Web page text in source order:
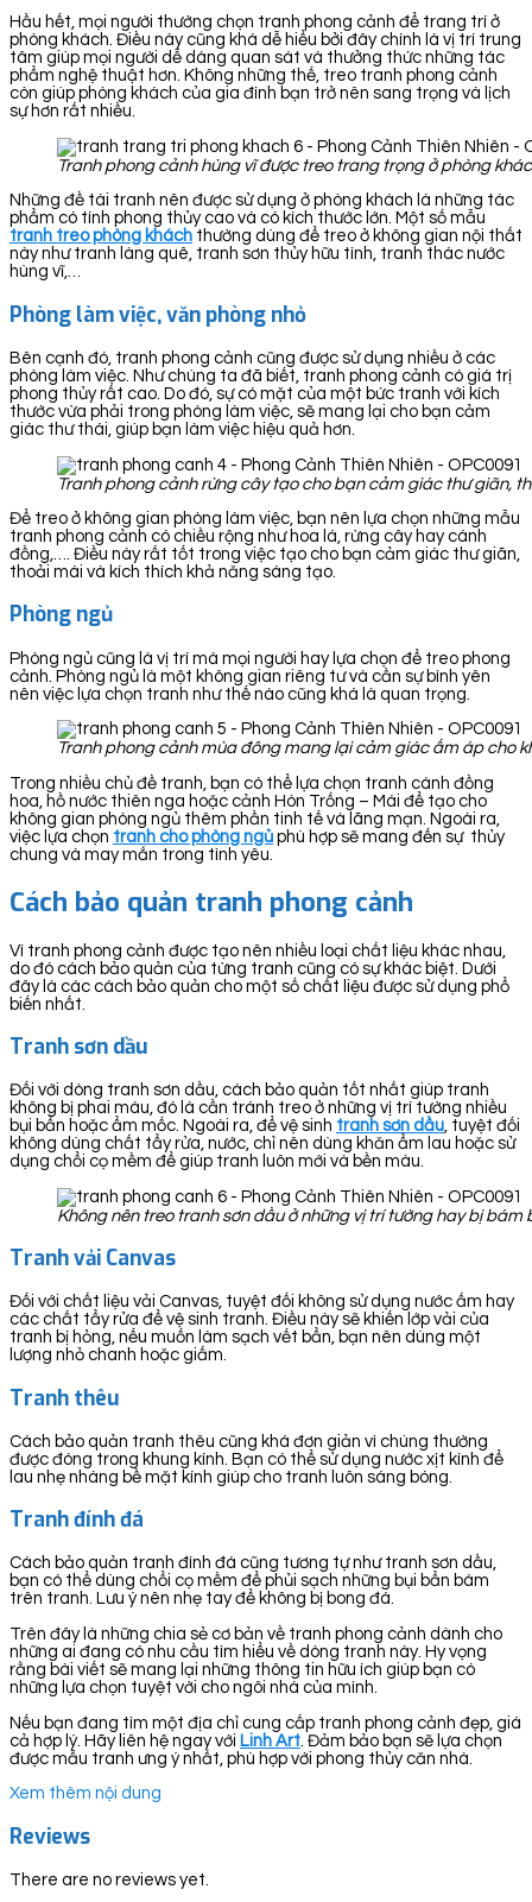
Hầu hết, mọi người thường chọn tranh phong cảnh để trang trí ở
phòng khách. Điều này cũng khá dễ hiểu bởi đây chính là vị trí trung
tâm giúp mọi người dễ dàng quan sát và thưởng thức những tác
phẩm nghệ thuật hơn. Không những thế, treo tranh phong cảnh
còn giúp phòng khách của gia đình bạn trở nên sang trọng và lịch
sự hơn rất nhiều.
Tranh phong cảnh hùng vĩ được treo trang trọng ở phòng
Những đề tài tranh nên được sử dụng ở phòng khách là những tác
phẩm có tính phong thủy cao và có kích thước lớn. Một số mẫu
tranh treo phòng khách thường dùng để treo ở không gian nội thất
này như tranh làng quê, tranh sơn thủy hữu tình, tranh thác nước
hùng vĩ,…
Phòng làm việc, văn phòng nhỏ
Bên cạnh đó, tranh phong cảnh cũng được sử dụng nhiều ở các
phòng làm việc. Như chúng ta đã biết, tranh phong cảnh có giá trị
phong thủy rất cao. Do đó, sự có mặt của một bức tranh với kích
thước vừa phải trong phòng làm việc, sẽ mang lại cho bạn cảm
giác thư thái, giúp bạn làm việc hiệu quả hơn.
Tranh phong cảnh rừng cây tạo cho bạn cảm giác thư giãn,
Để treo ở không gian phòng làm việc, bạn nên lựa chọn những mẫu
tranh phong cảnh có chiều rộng như hoa lá, rừng cây hay cánh
đồng,…. Điều này rất tốt trong việc tạo cho bạn cảm giác thư giãn,
thoải mái và kích thích khả năng sáng tạo.
Phòng ngủ
Phòng ngủ cũng là vị trí mà mọi người hay lựa chọn để treo phong
cảnh. Phòng ngủ là một không gian riêng tư và cần sự bình yên
nên việc lựa chọn tranh như thế nào cũng khá là quan trọng.
Tranh phong cảnh mùa đông mang lại cảm giác ấm áp cho
Trong nhiều chủ đề tranh, bạn có thể lựa chọn tranh cánh đồng
hoa, hồ nước thiên nga hoặc cảnh Hòn Trống – Mái để tạo cho
không gian phòng ngủ thêm phần tinh tế và lãng mạn. Ngoài ra,
việc lựa chọn tranh cho phòng ngủ phù hợp sẽ mang đến sự thủy
chung và may mắn trong tình yêu.
Cách bảo quản tranh phong cảnh
Vì tranh phong cảnh được tạo nên nhiều loại chất liệu khác nhau,
do đó cách bảo quản của từng tranh cũng có sự khác biệt. Dưới
đây là các cách bảo quản cho một số chất liệu được sử dụng phổ
biến nhất.
Tranh sơn dầu
Đối với dòng tranh sơn dầu, cách bảo quản tốt nhất giúp tranh
không bị phai màu, đó là cần tránh treo ở những vị trí tường nhiều
bụi bẩn hoặc ẩm mốc. Ngoài ra, để vệ sinh tranh sơn dầu, tuyệt đối
không dùng chất tẩy rửa, nước, chỉ nên dùng khăn ẩm lau hoặc sử
dụng chổi cọ mềm để giúp tranh luôn mới và bền màu.
Không nên treo tranh sơn dầu ở những vị trí tường hay bị bám
Tranh vải Canvas
Đối với chất liệu vải Canvas, tuyệt đối không sử dụng nước ấm hay
các chất tẩy rửa để vệ sinh tranh. Điều này sẽ khiến lớp vải của
tranh bị hỏng, nếu muốn làm sạch vết bẩn, bạn nên dùng một
lượng nhỏ chanh hoặc giấm.
Tranh thêu
Cách bảo quản tranh thêu cũng khá đơn giản vì chúng thường
được đóng trong khung kính. Bạn có thể sử dụng nước xịt kính để
lau nhẹ nhàng bề mặt kính giúp cho tranh luôn sáng bóng.
Tranh đính đá
Cách bảo quản tranh đính đá cũng tương tự như tranh sơn dầu,
bạn có thể dùng chổi cọ mềm để phủi sạch những bụi bẩn bám
trên tranh. Lưu ý nên nhẹ tay để không bị bong đá.
Trên đây là những chia sẻ cơ bản về tranh phong cảnh dành cho
những ai đang có nhu cầu tìm hiểu về dòng tranh này. Hy vọng
rằng bài viết sẽ mang lại những thông tin hữu ích giúp bạn có
những lựa chọn tuyệt vời cho ngôi nhà của mình.
Nếu bạn đang tìm một địa chỉ cung cấp tranh phong cảnh đẹp, giá
cả hợp lý. Hãy liên hệ ngay với Linh Art . Đảm bảo bạn sẽ lựa chọn
được mẫu tranh ưng ý nhất, phù hợp với phong thủy căn nhà.
Xem thêm nội dung
Reviews
There are no reviews yet.